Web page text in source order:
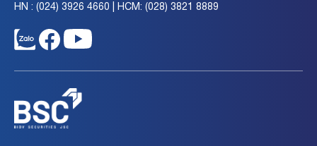
HN : (024) 3926 4660 | HCM: (028) 3821 8889